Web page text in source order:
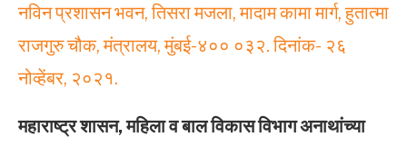
नविन प्रशासन भवन, तिसरा मजला, मादाम कामा मार्ग, हुतात्मा
राजगुरु चौक, मंत्रालय, मुंबई-४०० ०३२. दिनांक- २६
नोव्हेंबर, २०२१.
महाराष्ट्र शासन, महिला व बाल विकास विभाग अनाथांच्या